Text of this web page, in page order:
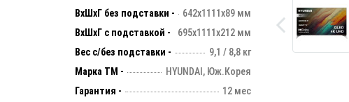
ВхШхГ без подставки -
642х1111х89 мм
ВхШхГ с подставкой -
695x1111x212 мм
Вес с/без подставки -
9,1 / 8,8 кг
Марка ТМ -
HYUNDAI, Юж.Корея
Гарантия -
12 мес